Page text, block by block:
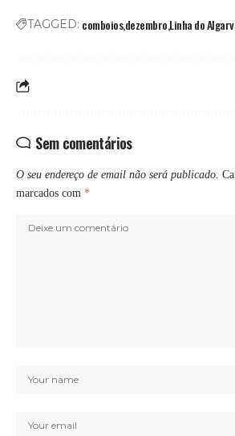
TAGGED: comboiosdezembroLinha do
Sem comentários
O seu endereço de email não será publicado.
marcados com *